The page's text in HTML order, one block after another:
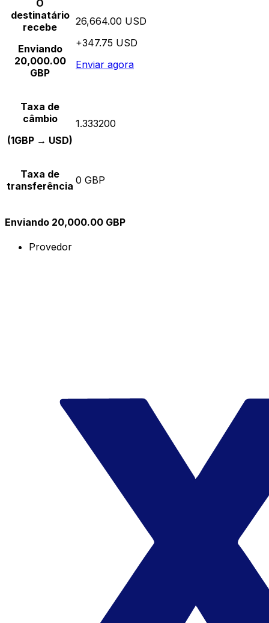
O
destinatário
recebe
Enviando
20,000.00
GBP
26,664.00 USD
+347.75 USD
Enviar agora
Taxa de
câmbio
(1GBP → USD)
1.333200
Taxa de
transferência 0 GBP
Enviando 20,000.00 GBP
Provedor